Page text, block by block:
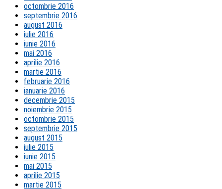
octombrie 2016
septembrie 2016
august 2016
iulie 2016
iunie 2016
mai 2016
aprilie 2016
martie 2016
februarie 2016
ianuarie 2016
decembrie 2015
noiembrie 2015
octombrie 2015
septembrie 2015
august 2015
iulie 2015
iunie 2015
mai 2015
aprilie 2015
martie 2015